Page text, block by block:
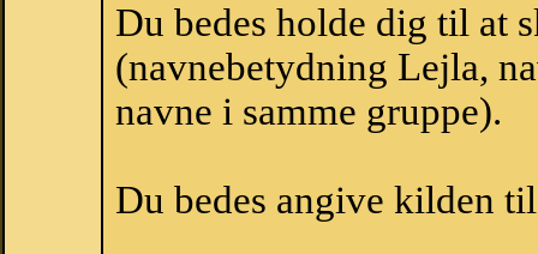
Du bedes holde dig til at
(navnebetydning Lejla,
navne i samme gruppe).
Du bedes angive kilden